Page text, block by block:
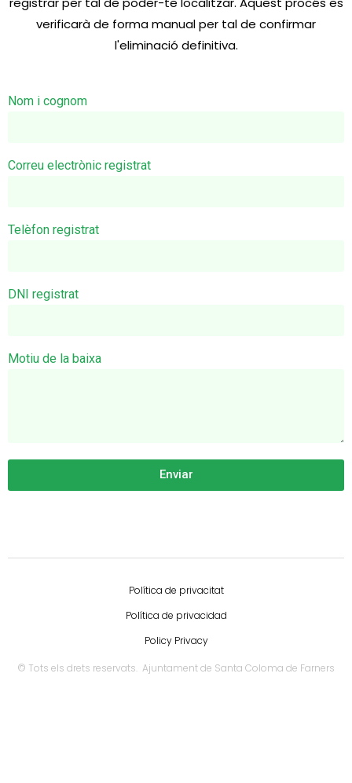
verificarà de forma manual per tal de confirmar
l'eliminació definitiva.
Nom i cognom
Correu electrònic registrat
Telèfon registrat
DNI registrat
Motiu de la baixa
Enviar
Política de privacitat
Política de privacidad
Policy Privacy
© Tots els drets reservats. Ajuntament de Santa Coloma de Farners